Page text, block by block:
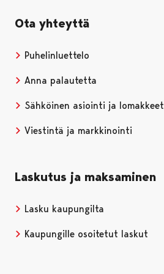
Ota yhteyttä
Puhelinluettelo
Anna palautetta
Sähköinen asiointi ja lomakkeet
Viestintä ja markkinointi
Laskutus ja maksaminen
Lasku kaupungilta
Kaupungille osoitetut laskut